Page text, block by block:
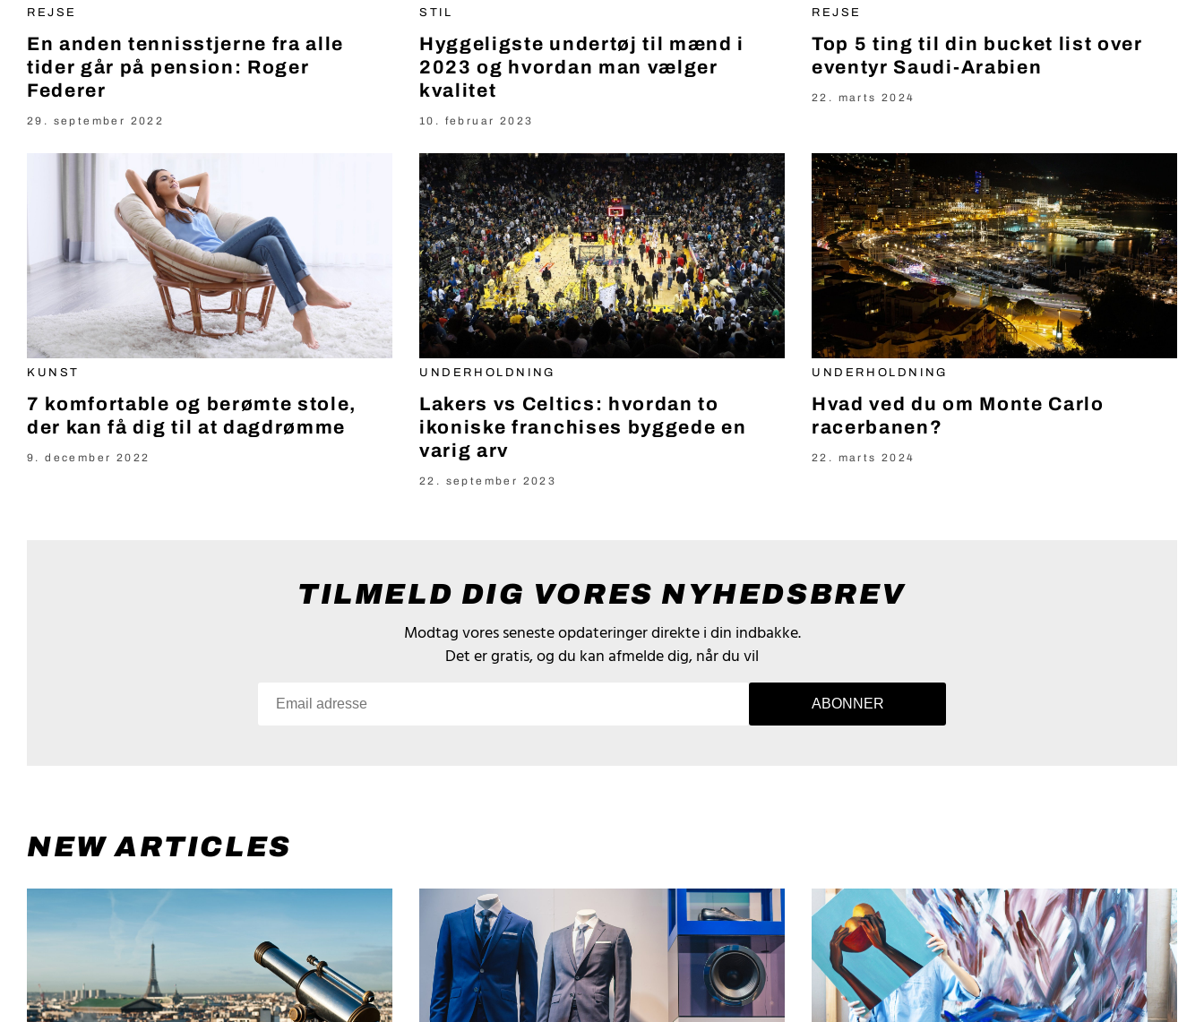
REJSE
En anden tennisstjerne fra alle
tider går på pension: Roger
Federer
29. september 2022
STIL
Hyggeligste undertøj til mænd i
2023 og hvordan man vælger
kvalitet
10. februar 2023
REJSE
Top 5 ting til din bucket list over
eventyr Saudi-Arabien
22. marts 2024
KUNST
7 komfortable og berømte stole,
der kan få dig til at dagdrømme
9. december 2022
UNDERHOLDNING
Lakers vs Celtics: hvordan to
ikoniske franchises byggede en
varig arv
22. september 2023
UNDERHOLDNING
Hvad ved du om Monte Carlo
racerbanen?
22. marts 2024
TILMELD DIG VORES NYHEDSBREV
Modtag vores seneste opdateringer direkte i din indbakke.
Det er gratis, og du kan afmelde dig, når du vil
ABONNER
NEW ARTICLES